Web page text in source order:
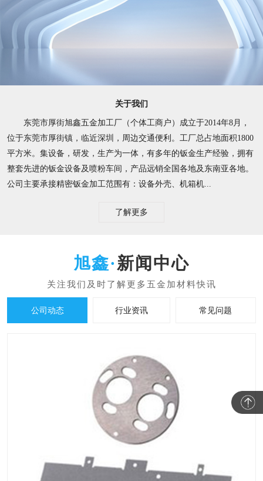
关于我们
东莞市厚街旭鑫五金加工厂（个体工商户）成立于2014年8月，
位于东莞市厚街镇，临近深圳，周边交通便利。工厂总占地面积1800
平方米。集设备，研发，生产为一体，有多年的钣金生产经验，拥有
整套先进的钣金设备及喷粉车间，产品远销全国各地及东南亚各地。
公司主要承接精密钣金加工范围有：设备外壳、机箱机...
了解更多
新闻中心
公司动态 行业资讯 常见问题